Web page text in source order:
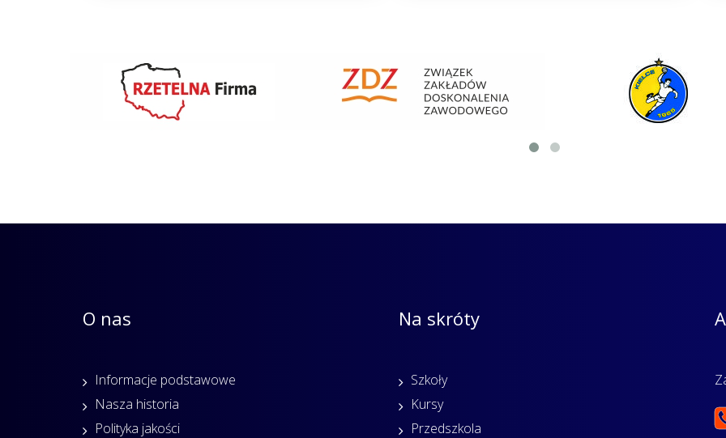
O nas
Informacje podstawowe
Nasza historia
Polityka jakości
Na skróty
Szkoły
Kursy
Przedszkola